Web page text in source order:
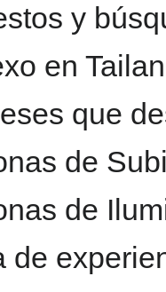
y
en
que
de
de
de